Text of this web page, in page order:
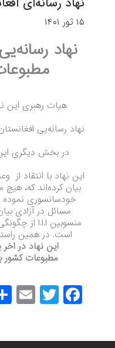
نهاد رسانه‌ای
۱۵ ثور ۱۴۰۱
نهاد
هیات رهبری این
نهاد رسانه‌یی
در بخش دیگری این
این نهاد با انتقاد
بیان کرده‌اند که،
خود‌سانسوری نموده
مسائل در آزادی
منسوبین ا.ا.ا از
است. در همین
این نهاد در
مطبوعات کشور
F
a
T
wi
E
m